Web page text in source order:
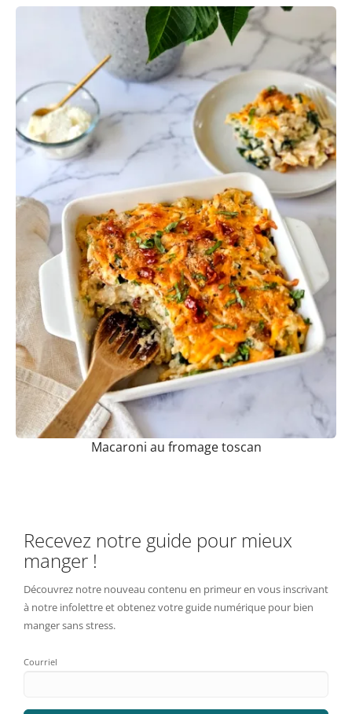
Macaroni au fromage toscan
Recevez notre guide pour mieux
manger !
Découvrez notre nouveau contenu en primeur en vous inscrivant
à notre infolettre et obtenez votre guide numérique pour bien
manger sans stress.
Courriel